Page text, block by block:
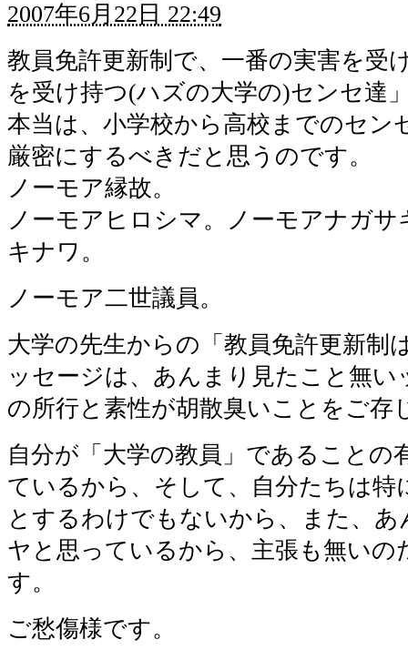
2007年6月22日 22:49
教員免許更新制で、一番の実害を受
を受け持つ(ハズの大学の)センセ達
本当は、小学校から高校までのセン
厳密にするべきだと思うのです。
ノーモア縁故。
ノーモアヒロシマ。ノーモアナガサ
キナワ。
ノーモア二世議員。
大学の先生からの「教員免許更新制
ッセージは、あんまり見たこと無い
の所行と素性が胡散臭いことをご存
自分が「大学の教員」であることの
ているから、そして、自分たちは特
とするわけでもないから、また、あ
ヤと思っているから、主張も無いの
す。
ご愁傷様です。